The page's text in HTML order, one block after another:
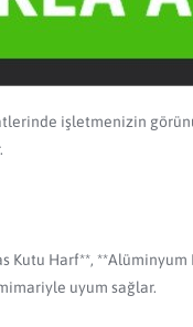
işletmenizin
Harf**,
uyum sağlar.